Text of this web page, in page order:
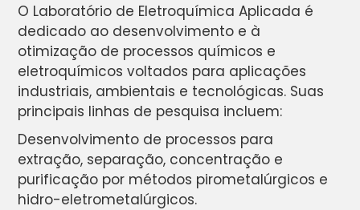
O Laboratório de Eletroquímica Aplicada é
dedicado ao desenvolvimento e à
otimização de processos químicos e
eletroquímicos voltados para aplicações
industriais, ambientais e tecnológicas. Suas
principais linhas de pesquisa incluem:
Desenvolvimento de processos para
extração, separação, concentração e
purificação por métodos pirometalúrgicos e
hidro-eletrometalúrgicos.